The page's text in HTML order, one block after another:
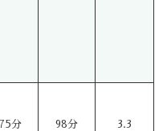
75分 98分 3.3